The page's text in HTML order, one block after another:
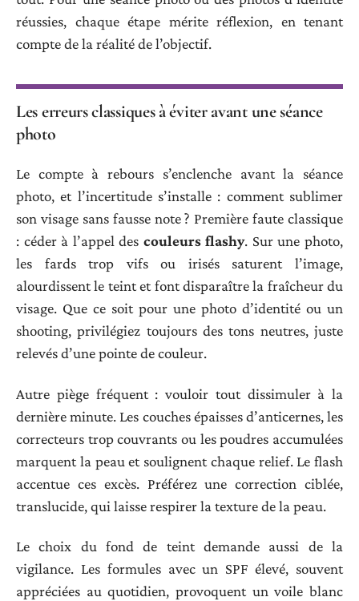
réussies, chaque étape mérite réflexion, en tenant
compte de la réalité de l’objectif.
Les erreurs classiques à éviter avant une séance
photo
Le compte à rebours s’enclenche avant la séance
photo, et l’incertitude s’installe : comment sublimer
son visage sans fausse note ? Première faute classique
: céder à l’appel des couleurs flashy. Sur une photo,
les fards trop vifs ou irisés saturent l’image,
alourdissent le teint et font disparaître la fraîcheur du
visage. Que ce soit pour une photo d’identité ou un
shooting, privilégiez toujours des tons neutres, juste
relevés d’une pointe de couleur.
Autre piège fréquent : vouloir tout dissimuler à la
dernière minute. Les couches épaisses d’anticernes, les
correcteurs trop couvrants ou les poudres accumulées
marquent la peau et soulignent chaque relief. Le flash
accentue ces excès. Préférez une correction ciblée,
translucide, qui laisse respirer la texture de la peau.
Le choix du fond de teint demande aussi de la
vigilance. Les formules avec un SPF élevé, souvent
appréciées au quotidien, provoquent un voile blanc